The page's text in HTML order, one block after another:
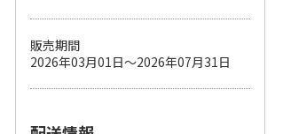
販売期間
2026年03月01日～2026年07月31日